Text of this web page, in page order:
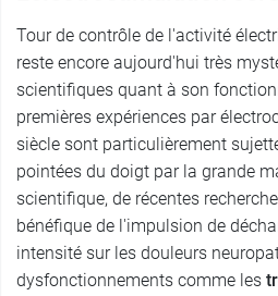
Tour de contrôle de l'activité
reste encore aujourd'hui très
scientifiques quant à son
premières expériences par
siècle sont particulièrement
pointées du doigt par la grande
scientifique, de récentes
bénéfique de l'impulsion de
intensité sur les douleurs
dysfonctionnements comme les